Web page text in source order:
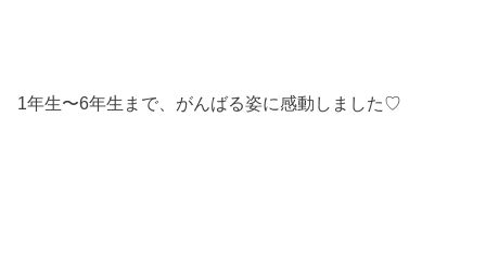
1年生〜6年生まで、がんばる姿に感動しました♡